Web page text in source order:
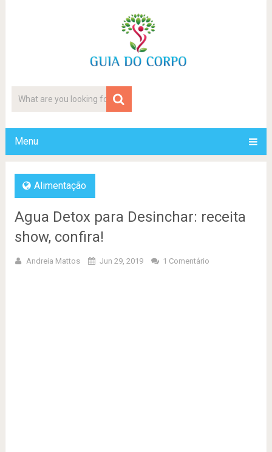
Menu
Alimentação
Agua Detox para Desinchar: receita
show, confira!
Andreia Mattos Jun 29, 2019 1 Comentário